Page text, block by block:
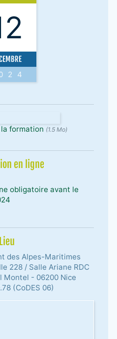
formation (1.5 Mo)
en ligne
obligatoire avant le
Lieu
des Alpes-Maritimes
228 / Salle Ariane RDC
Montel - 06200 Nice
(CoDES 06)